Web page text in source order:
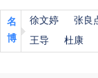
名
博
徐文婷 张良
王导
杜康